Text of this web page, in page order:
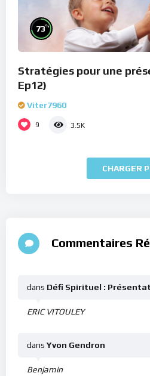
73%
Stratégies pour une
Ep12)
Viter7960
9 3.5K
CHARGER
Commentaires
ERIC VITOULEY
dans Défi Spirituel :
Benjamin
dans Yvon Gendron